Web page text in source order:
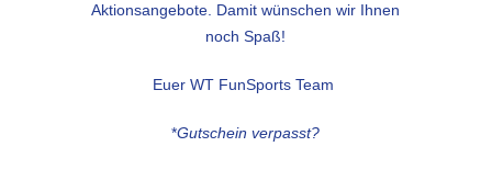
Aktionsangebote. Damit wünschen wir Ihnen
noch Spaß!
Euer WT FunSports Team
*Gutschein verpasst?